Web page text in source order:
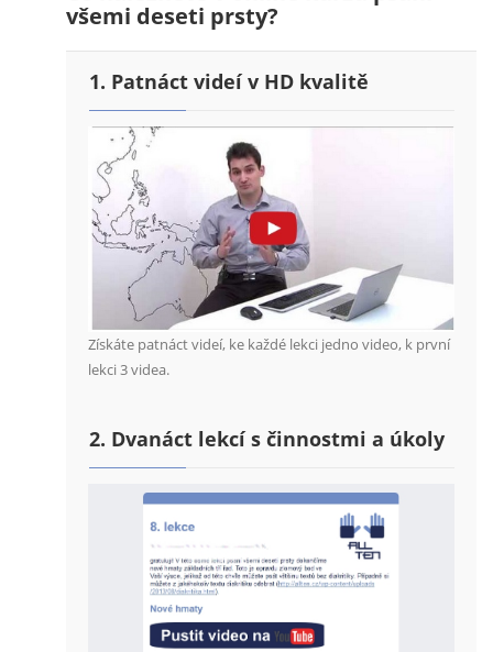
všemi deseti prsty?
1. Patnáct videí v HD kvalitě
Získáte patnáct videí, ke každé lekci jedno video, k první
lekci 3 videa.
2. Dvanáct lekcí s činnostmi a úkoly